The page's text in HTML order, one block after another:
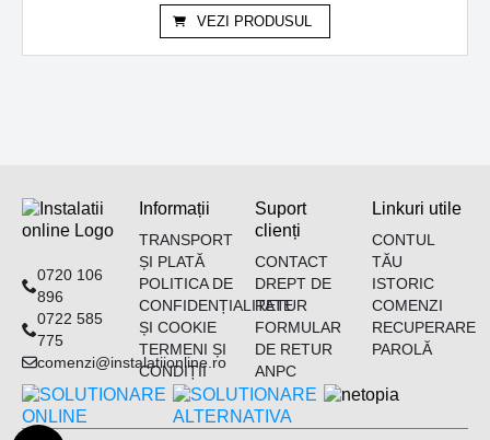
VEZI PRODUSUL
0720 106
896
0722 585
775
comenzi@instalatiionline.ro
Informații
TRANSPORT
ȘI PLATĂ
POLITICA DE
CONFIDENȚIALITATE
ȘI COOKIE
TERMENI ȘI
CONDIȚII
Suport
clienți
CONTACT
DREPT DE
RETUR
FORMULAR
DE RETUR
ANPC
Linkuri utile
CONTUL
TĂU
ISTORIC
COMENZI
RECUPERARE
PAROLĂ